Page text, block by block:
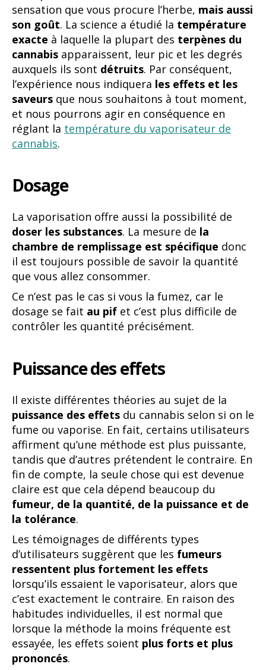
sensation que vous procure l’herbe, mais aussi
son goût. La science a étudié la température
exacte à laquelle la plupart des terpènes du
cannabis apparaissent, leur pic et les degrés
auxquels ils sont détruits. Par conséquent,
l’expérience nous indiquera les effets et les
saveurs que nous souhaitons à tout moment,
et nous pourrons agir en conséquence en
réglant la température du vaporisateur de
cannabis.
Dosage
La vaporisation offre aussi la possibilité de
doser les substances. La mesure de la
chambre de remplissage est spécifique donc
il est toujours possible de savoir la quantité
que vous allez consommer.
Ce n’est pas le cas si vous la fumez, car le
dosage se fait au pif et c’est plus difficile de
contrôler les quantité précisément.
Puissance des effets
Il existe différentes théories au sujet de la
puissance des effets du cannabis selon si on le
fume ou vaporise. En fait, certains utilisateurs
affirment qu’une méthode est plus puissante,
tandis que d’autres prétendent le contraire. En
fin de compte, la seule chose qui est devenue
claire est que cela dépend beaucoup du
fumeur, de la quantité, de la puissance et de
la tolérance.
Les témoignages de différents types
d’utilisateurs suggèrent que les fumeurs
ressentent plus fortement les effets
lorsqu’ils essaient le vaporisateur, alors que
c’est exactement le contraire. En raison des
habitudes individuelles, il est normal que
lorsque la méthode la moins fréquente est
essayée, les effets soient plus forts et plus
prononcés.